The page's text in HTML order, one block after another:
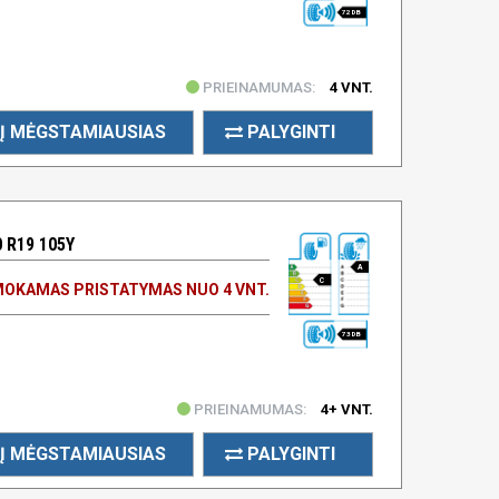
72 DB
PRIEINAMUMAS: 4 VNT.
MĖGSTAMIAUSIAS PALYGINTI
R19 105Y
PRISTATYMAS NUO 4 VNT.
C
A
73 DB
PRIEINAMUMAS: 4+ VNT.
MĖGSTAMIAUSIAS PALYGINTI